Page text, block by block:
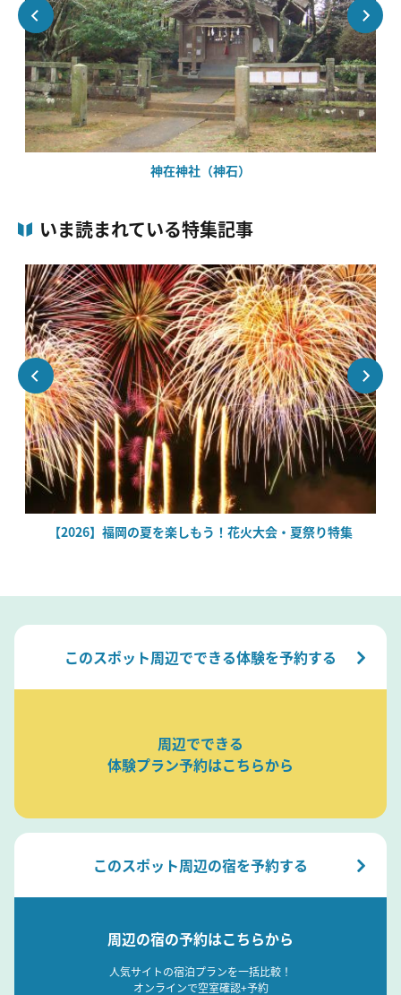
神在神社（神石）
いま読まれている特集記事
【2026】福岡の夏を楽しもう！花火大会・夏祭り特集
このスポット周辺でできる体験を予約する
周辺でできる
体験プラン予約はこちらから
このスポット周辺の宿を予約する
周辺の宿の予約はこちらから
人気サイトの宿泊プランを一括比較！
オンラインで空室確認+予約